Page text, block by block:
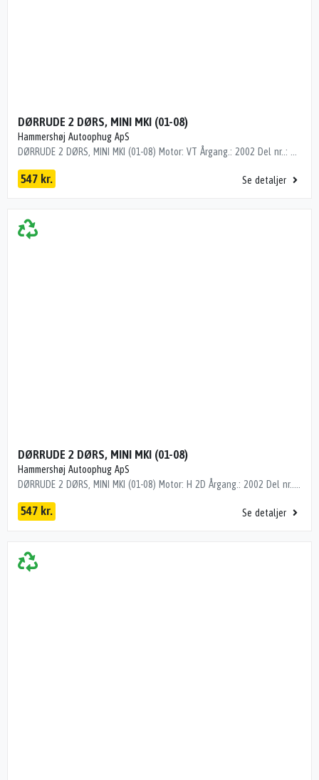
DØRRUDE 2 DØRS, MINI MKI (01-08)
Hammershøj Autoophug ApS
547 kr. Se detaljer
DØRRUDE 2 DØRS, MINI MKI (01-08)
Hammershøj Autoophug ApS
547 kr. Se detaljer